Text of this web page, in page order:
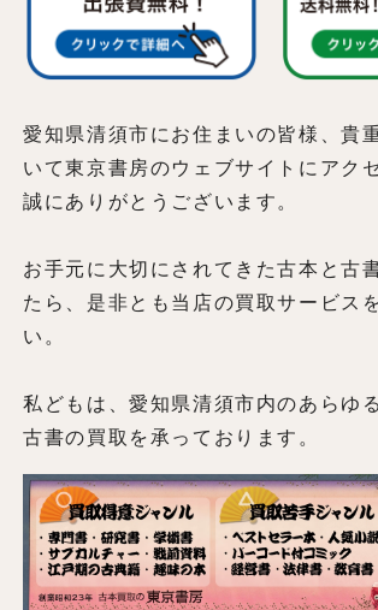
愛知県清須市にお住まいの皆様、貴
いて東京書房のウェブサイトにアク
誠にありがとうございます。
お手元に大切にされてきた古本と古
たら、是非とも当店の買取サービス
い。
私どもは、愛知県清須市内のあらゆ
古書の買取を承っております。